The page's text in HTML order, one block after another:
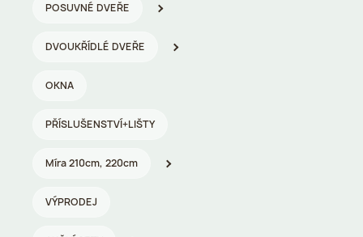
POSUVNÉ DVEŘE
DVOUKŘÍDLÉ DVEŘE
OKNA
PŘÍSLUŠENSTVÍ+LIŠTY
Míra 210cm, 220cm
VÝPRODEJ